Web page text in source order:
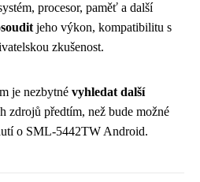
procesor, paměť a další
jeho výkon, kompatibilitu s
zkušenost.
je nezbytné vyhledat další
zdrojů předtím, než bude možné
o SML-5442TW Android.